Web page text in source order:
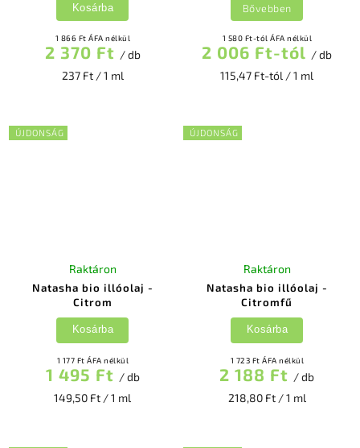
1 866 Ft ÁFA nélkül
2 370 Ft / db
237 Ft / 1 ml
Kosárba
1 580 Ft-tól ÁFA nélkül
2 006 Ft-tól / db
115,47 Ft-tól / 1 ml
Bővebben
ÚJDONSÁG
Natasha bio illóolaj -
Citrom
Raktáron
1 177 Ft ÁFA nélkül
1 495 Ft / db
149,50 Ft / 1 ml
Kosárba
ÚJDONSÁG
Natasha bio illóolaj -
Citromfű
Raktáron
1 723 Ft ÁFA nélkül
2 188 Ft / db
218,80 Ft / 1 ml
Kosárba